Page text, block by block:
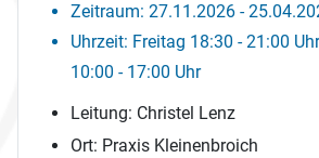
Zeitraum: 27.11.2026 -
Uhrzeit: Freitag 18:30 - 21:00
10:00 - 17:00 Uhr
Leitung: Christel Lenz
Ort: Praxis Kleinenbroich